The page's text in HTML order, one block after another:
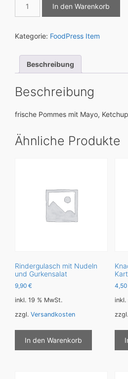
klein
Menge
In den Warenkorb
Kategorie: FoodPress Item
Beschreibung
Beschreibung
frische Pommes mit Mayo,
Ähnliche Produkte
Rindergulasch mit Nudeln
und Gurkensalat
9,90 €
inkl. 19 % MwSt.
zzgl. Versandkosten
In den Warenkorb
4,50
inkl.
zzgl.